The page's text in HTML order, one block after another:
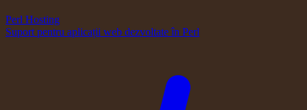
Perl Hosting
Suport pentru aplicații web dezvoltate în Perl